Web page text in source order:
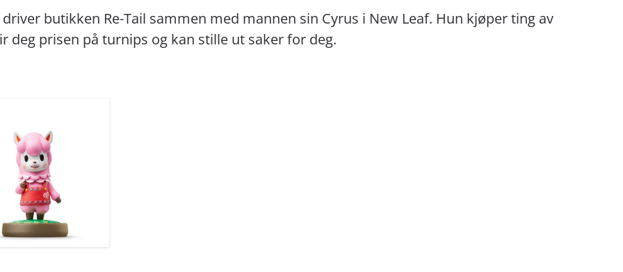
driver butikken Re-Tail sammen med mannen sin Cyrus i New Leaf. Hun kjøper ting av
deg prisen på turnips og kan stille ut saker for deg.